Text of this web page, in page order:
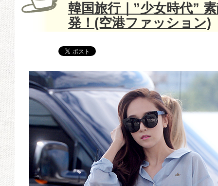
韓国旅行｜”少女時代”
発！(空港ファッション)